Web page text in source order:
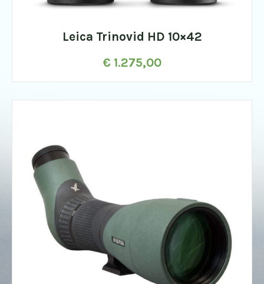
Leica Trinovid HD 10×42
€ 1.275,00